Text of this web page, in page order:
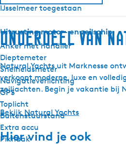
IJsselmeer toegestaan
Uitrusting motor- en zeilschip
Anker met handlier
Dieptemeter
Snelheidsmeter
Navigatieverlichting
GPS
Toplicht
Buitenstuurstand
Extra accu
Pikhaak
Onderdeel van
Natural Yachts uit Marknesse
verkoopt moderne, luxe en
zeiljachten. Begin je vakantie bij
Bekijk Natural Yachts
Hier vind je ook